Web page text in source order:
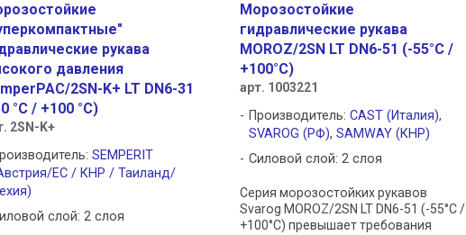
рукава
давления
2SN-K+ LT DN6-31
°C / +100 °C)
2SN-K+
SEMPERIT
ЕС / КНР / Таиланд/
слой: 2 слоя
Морозостойкие
гидравлические рукавa
MOROZ/2SN LT DN6-51 (-55°C /
+100°C)
арт. 1003221
Производитель:CAST (Италия),
SVAROG (РФ),SAMWAY (КНР)
Силовой слой: 2 слоя
Cерия морозостойких рукавов
Svarog MOROZ/2SN LT DN6-51 (-55°C /
+100°C) превышает требования